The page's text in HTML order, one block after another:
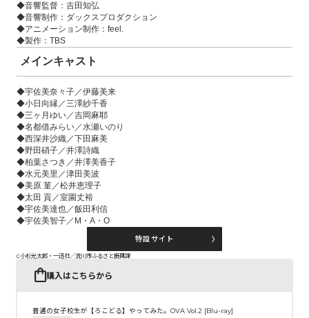
◆音響監督：吉田知弘
◆音響制作：ダックスプロダクション
◆アニメーション制作：feel.
◆製作：TBS
メインキャスト
◆宇佐美奈々子／伊藤美来
◆小日向縁／三澤紗千香
◆三ヶ月ゆい／吉岡麻耶
◆名都借みらい／水瀬いのり
◆西深井沙織／下田麻美
◆野田硝子／井澤詩織
◆柏葉さつき／井澤美香子
◆水元美里／津田美波
◆美原 菫／松井恵理子
◆太田 貢／室園丈裕
◆宇佐美達也／飯田利信
◆宇佐美智子／M・A・O
特設サイト
c小杉光太郎・一迅社／流川市ふるさと振興課
購入はこちらから
普通の女子校生が【ろこどる】やってみた。OVA Vol.2 [Blu-ray]